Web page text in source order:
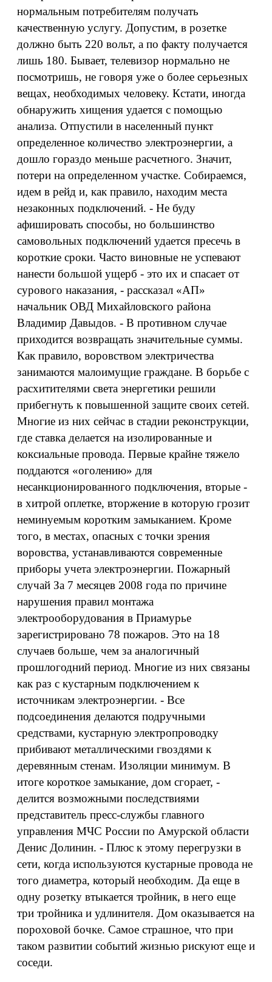
нормальным потребителям получать
качественную услугу. Допустим, в розетке
должно быть 220 вольт, а по факту получается
лишь 180. Бывает, телевизор нормально не
посмотришь, не говоря уже о более серьезных
вещах, необходимых человеку. Кстати, иногда
обнаружить хищения удается с помощью
анализа. Отпустили в населенный пункт
определенное количество электроэнергии, а
дошло гораздо меньше расчетного. Значит,
потери на определенном участке. Собираемся,
идем в рейд и, как правило, находим места
незаконных подключений. - Не буду
афишировать способы, но большинство
самовольных подключений удается пресечь в
короткие сроки. Часто виновные не успевают
нанести большой ущерб - это их и спасает от
сурового наказания, - рассказал «АП»
начальник ОВД Михайловского района
Владимир Давыдов. - В противном случае
приходится возвращать значительные суммы.
Как правило, воровством электричества
занимаются малоимущие граждане. В борьбе с
расхитителями света энергетики решили
прибегнуть к повышенной защите своих сетей.
Многие из них сейчас в стадии реконструкции,
где ставка делается на изолированные и
коксиальные провода. Первые крайне тяжело
поддаются «оголению» для
несанкционированного подключения, вторые -
в хитрой оплетке, вторжение в которую грозит
неминуемым коротким замыканием. Кроме
того, в местах, опасных с точки зрения
воровства, устанавливаются современные
приборы учета электроэнергии. Пожарный
случай За 7 месяцев 2008 года по причине
нарушения правил монтажа
электрооборудования в Приамурье
зарегистрировано 78 пожаров. Это на 18
случаев больше, чем за аналогичный
прошлогодний период. Многие из них связаны
как раз с кустарным подключением к
источникам электроэнергии. - Все
подсоединения делаются подручными
средствами, кустарную электропроводку
прибивают металлическими гвоздями к
деревянным стенам. Изоляции минимум. В
итоге короткое замыкание, дом сгорает, -
делится возможными последствиями
представитель пресс-службы главного
управления МЧС России по Амурской области
Денис Долинин. - Плюс к этому перегрузки в
сети, когда используются кустарные провода не
того диаметра, который необходим. Да еще в
одну розетку втыкается тройник, в него еще
три тройника и удлинителя. Дом оказывается на
пороховой бочке. Самое страшное, что при
таком развитии событий жизнью рискуют еще и
соседи.